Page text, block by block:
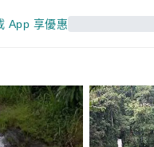
App 享優惠